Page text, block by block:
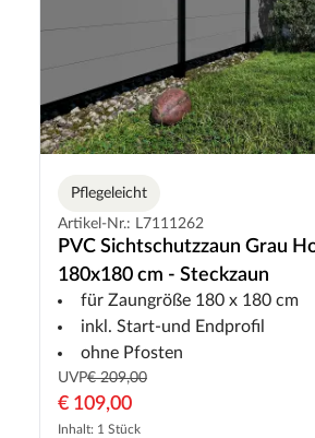
Pflegeleicht
Artikel-Nr.: L7111262
PVC Sichtschutzzaun Grau
180x180 cm - Steckzaun
für Zaungröße 180 x 180 cm
inkl. Start-und Endprofil
ohne Pfosten
UVP€ 209,00
€ 109,00
Inhalt: 1 Stück